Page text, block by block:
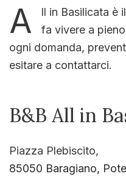
A
ll in Basilicata è
fa vivere a
ogni domanda,
esitare a contattarci.
B&B All in
Piazza Plebiscito,
85050 Baragiano,